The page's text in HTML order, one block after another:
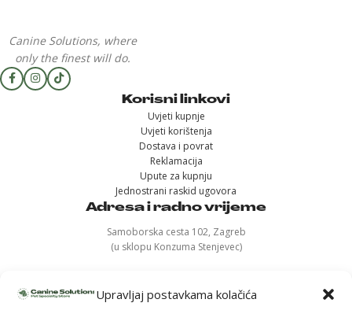
Upravljaj postavkama kolačića
Canine Solutions, where
only the finest will do.
Korisni linkovi
Uvjeti kupnje
Uvjeti korištenja
Dostava i povrat
Reklamacija
Upute za kupnju
Jednostrani raskid ugovora
Adresa i radno vrijeme
Samoborska cesta 102, Zagreb
(u sklopu Konzuma Stenjevec)
Uto, sri, čet, pet – 11h-18h